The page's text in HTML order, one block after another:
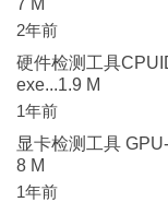
7 M
2年前
硬件检测工具
exe...1.9 M
1年前
显卡检测工具
8 M
1年前